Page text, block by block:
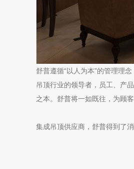
舒普遵循“以人为本”的管理理
吊顶行业的领导者，员工、产
之本。舒普将一如既往，为顾
集成吊顶供应商，舒普得到了